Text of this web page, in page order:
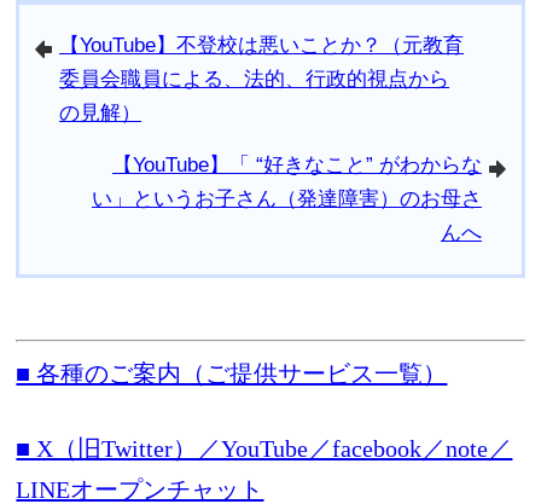
arrowleft
【YouTube】不登校は悪いことか？（元教育
委員会職員による、法的、行政的視点から
の見解）
arrowright
【YouTube】「 “好きなこと” がわからな
い」というお子さん（発達障害）のお母さ
んへ
■ 各種のご案内（ご提供サービス一覧）
■ X（旧Twitter）／YouTube／facebook／note／
LINEオープンチャット